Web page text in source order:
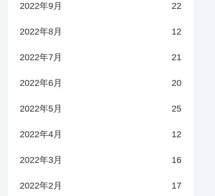
2022年9月 22
2022年8月 12
2022年7月 21
2022年6月 20
2022年5月 25
2022年4月 12
2022年3月 16
2022年2月 17